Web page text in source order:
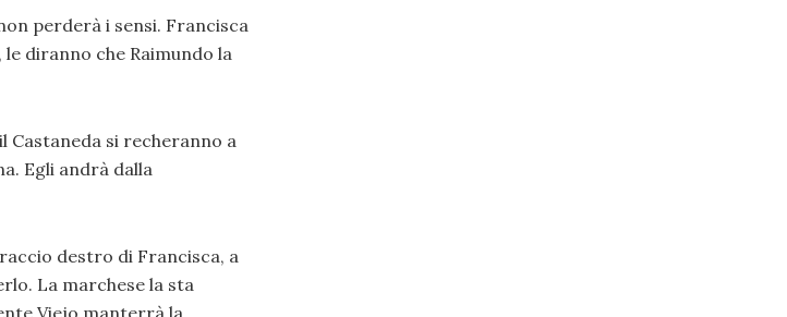
perderà i sensi. Francisca
diranno che Raimundo la
Castaneda si recheranno a
Egli andrà dalla
destro di Francisca, a
La marchese la sta
Viejo manterrà la